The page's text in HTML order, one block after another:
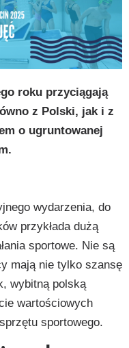
roku przyciągają
z Polski, jak i z
o ugruntowanej
wydarzenia, do
przykłada dużą
sportowe. Nie są
mają nie tylko szansę
wybitną polską
wartościowych
sportowego.